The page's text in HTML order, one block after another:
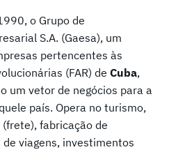
o Grupo de
S.A. (Gaesa), um
pertencentes às
(FAR) de Cuba,
um vetor de negócios para a
país. Opera no turismo,
fabricação de
viagens, investimentos